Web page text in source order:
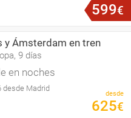
599€
y Ámsterdam en tren
9 días
en noches
desde Madrid
desde
625€